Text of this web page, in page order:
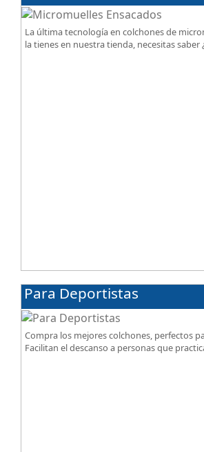
La última tecnología en colchones de
la tienes en nuestra tienda, necesitas saber
Para Deportistas
Compra los mejores colchones, perfectos
Facilitan el descanso a personas que